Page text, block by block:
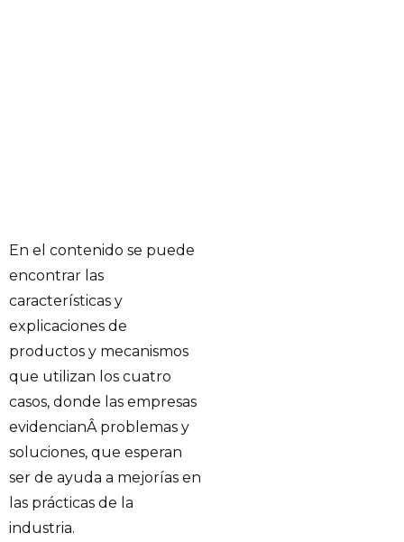
En el contenido se puede
encontrar las
características y
explicaciones de
productos y mecanismos
que utilizan los cuatro
casos, donde las empresas
evidencianÂ problemas y
soluciones, que esperan
ser de ayuda a mejorías en
las prácticas de la
industria.